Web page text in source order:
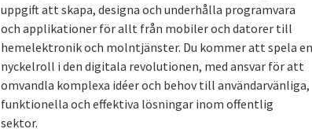
uppgift att skapa, designa och underhålla programvara
och applikationer för allt från mobiler och datorer till
hemelektronik och molntjänster. Du kommer att spela en
nyckelroll i den digitala revolutionen, med ansvar för att
omvandla komplexa idéer och behov till användarvänliga,
funktionella och effektiva lösningar inom offentlig
sektor.